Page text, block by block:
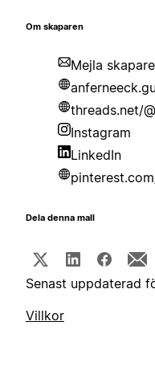
Om skaparen
Mejla
threads.net/
Instagram
LinkedIn
Dela denna mall
Senast uppdaterad
Villkor